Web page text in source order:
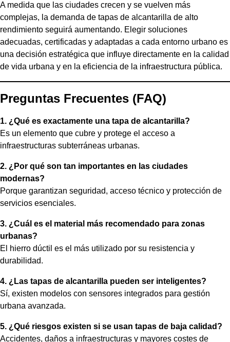
A medida que las ciudades crecen y se vuelven más
complejas, la demanda de tapas de alcantarilla de alto
rendimiento seguirá aumentando. Elegir soluciones
adecuadas, certificadas y adaptadas a cada entorno urbano es
una decisión estratégica que influye directamente en la calidad
de vida urbana y en la eficiencia de la infraestructura pública.
Preguntas Frecuentes (FAQ)
1. ¿Qué es exactamente una tapa de alcantarilla?
Es un elemento que cubre y protege el acceso a
infraestructuras subterráneas urbanas.
2. ¿Por qué son tan importantes en las ciudades
modernas?
Porque garantizan seguridad, acceso técnico y protección de
servicios esenciales.
3. ¿Cuál es el material más recomendado para zonas
urbanas?
El hierro dúctil es el más utilizado por su resistencia y
durabilidad.
4. ¿Las tapas de alcantarilla pueden ser inteligentes?
Sí, existen modelos con sensores integrados para gestión
urbana avanzada.
5. ¿Qué riesgos existen si se usan tapas de baja calidad?
Accidentes, daños a infraestructuras y mayores costes de